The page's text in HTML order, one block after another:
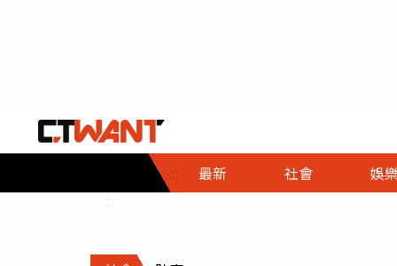
::: 最新 社會
社會首頁
時事
調查
娛樂
娛樂首頁
即時
財經首頁
熱線
政